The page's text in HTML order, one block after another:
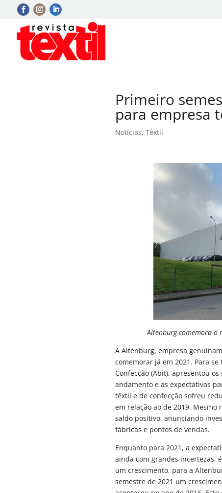
Primeiro
para empresa
Notícias,Têxtil
Altenburg comemora o
A Altenburg, empresa
comemorar já em 2021. Para
Confecção (Abit), apresentou
andamento e as expectativas
têxtil e de confecção sofreu
em relação ao de 2019. Mesmo
saldo positivo, anunciando
fábricas e pontos de vendas.
Enquanto para 2021, a
ainda com grandes incertezas,
um crescimento, para a
semestre de 2021 um